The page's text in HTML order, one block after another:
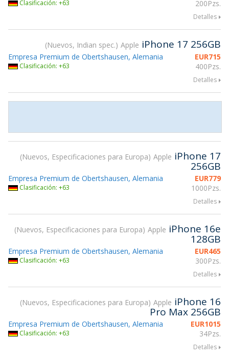
200Pzs.
Clasificación: +63
Detalles
Nuevos, Indian spec. Apple iPhone 17 256GB
EUR715
400Pzs.
Empresa Premium de Obertshausen, Alemania
Clasificación: +63
Detalles
Nuevos, Especificaciones para Europa Apple iPhone 17
256GB
EUR779
1000Pzs.
Empresa Premium de Obertshausen, Alemania
Clasificación: +63
Detalles
Nuevos, Especificaciones para Europa Apple iPhone 16e
128GB
EUR465
300Pzs.
Empresa Premium de Obertshausen, Alemania
Clasificación: +63
Detalles
Nuevos, Especificaciones para Europa Apple iPhone 16
Pro Max 256GB
EUR1015
34Pzs.
Empresa Premium de Obertshausen, Alemania
Clasificación: +63
Detalles